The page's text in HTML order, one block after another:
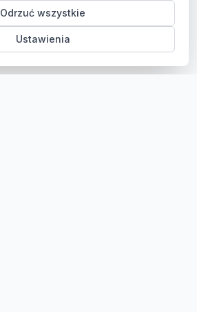
Ustawienia
Odrzuć wszystkie